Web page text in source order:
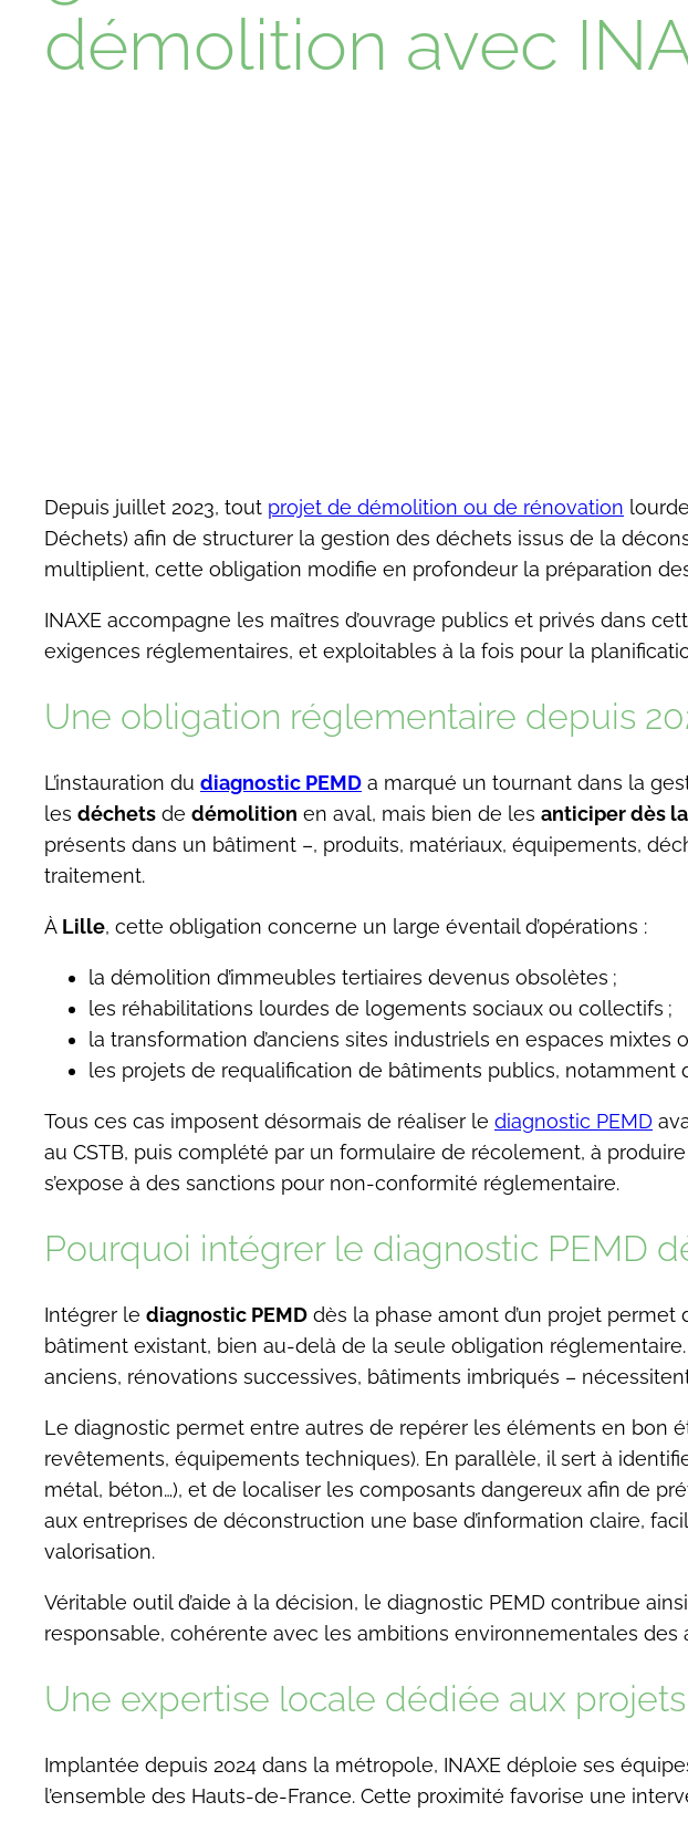
démolition avec
Depuis juillet 2023, tout projet de démolition ou de rénovation
Déchets) afin de structurer la gestion des déchets issus de la
multiplient, cette obligation modifie en profondeur la préparation
INAXE accompagne les maîtres d’ouvrage publics et privés dans
exigences réglementaires, et exploitables à la fois pour la
Une obligation réglementaire depuis
L’instauration du diagnostic PEMD a marqué un tournant dans la
les déchets de démolition en aval, mais bien de les anticiper dès
présents dans un bâtiment –, produits, matériaux, équipements,
traitement.
À Lille, cette obligation concerne un large éventail d’opérations :
la démolition d’immeubles tertiaires devenus obsolètes ;
les réhabilitations lourdes de logements sociaux ou collectifs ;
la transformation d’anciens sites industriels en espaces mixtes
les projets de requalification de bâtiments publics, notamment
Tous ces cas imposent désormais de réaliser le diagnostic PEMD
au CSTB, puis complété par un formulaire de récolement, à
s’expose à des sanctions pour non-conformité réglementaire.
Pourquoi intégrer le diagnostic PEMD
Intégrer le diagnostic PEMD dès la phase amont d’un projet
bâtiment existant, bien au-delà de la seule obligation réglementaire.
anciens, rénovations successives, bâtiments imbriqués –
Le diagnostic permet entre autres de repérer les éléments en bon
revêtements, équipements techniques). En parallèle, il sert à
métal, béton…), et de localiser les composants dangereux afin de
aux entreprises de déconstruction une base d’information claire,
valorisation.
Véritable outil d’aide à la décision, le diagnostic PEMD contribue
responsable, cohérente avec les ambitions environnementales
Une expertise locale dédiée aux
Implantée depuis 2024 dans la métropole, INAXE déploie ses
l’ensemble des Hauts-de-France. Cette proximité favorise une